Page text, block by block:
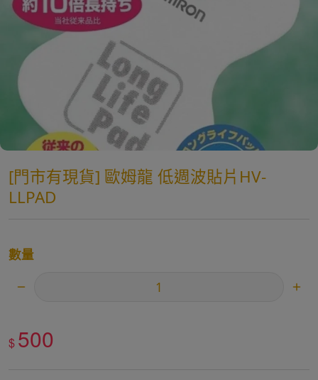
[門市有現貨] 歐姆龍 低週波貼片HV-
LLPAD
數量
$ 500